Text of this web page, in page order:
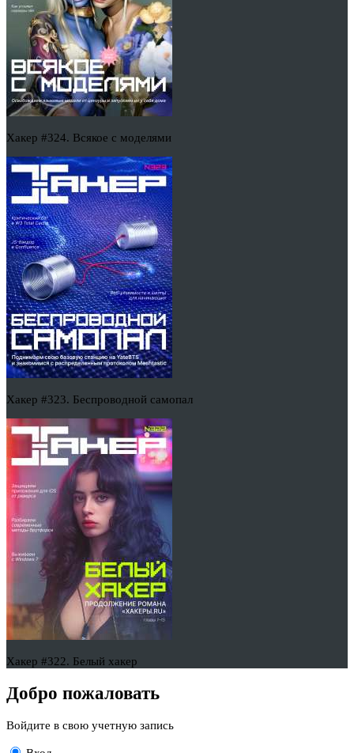
Хакер #324. Всякое с моделями
Хакер #323. Беспроводной самопал
Хакер #322. Белый хакер
Добро пожаловать
Войдите в свою учетную запись